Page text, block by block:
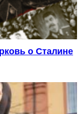
о Сталине